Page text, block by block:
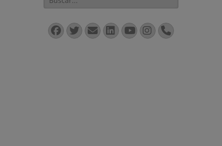
Facebook
Twitter
Correo
electrónico
LinkedIn
YouTube
Instagram
Teléfono